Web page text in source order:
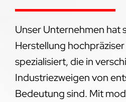
Unser Unternehmen hat
Herstellung
spezialisiert, die in
Industriezweigen von
Bedeutung sind. Mit